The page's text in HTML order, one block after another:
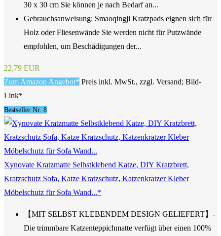
30 x 30 cm Sie können je nach Bedarf an...
Gebrauchsanweisung: Smaoqingji Kratzpads eignen sich für
Holz oder Fliesenwände Sie werden nicht für Putzwände
empfohlen, um Beschädigungen der...
22,79 EUR
Zum Amazon Angebot* Preis inkl. MwSt., zzgl. Versand; Bild-
Link*
Bestseller Nr. 8
Xynovate Kratzmatte Selbstklebend Katze, DIY Kratzbrett,
Kratzschutz Sofa, Katze Kratzschutz, Katzenkratzer Kleber
Möbelschutz für Sofa Wand...*
【MIT SELBST KLEBENDEM DESIGN GELIEFERT】-
Die trimmbare Katzenteppichmatte verfügt über einen 100%